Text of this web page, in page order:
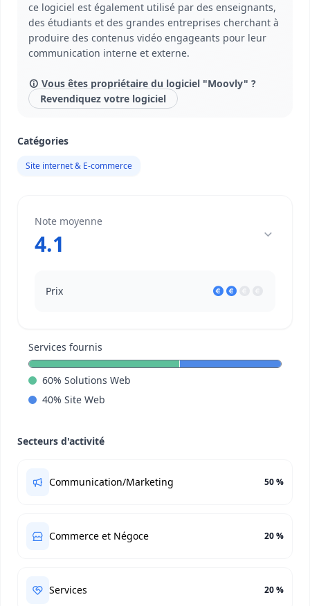
ce logiciel est également utilisé par des enseignants,
des étudiants et des grandes entreprises cherchant à
produire des contenus vidéo engageants pour leur
communication interne et externe.
Vous êtes propriétaire du logiciel "Moovly" ?
Revendiquez votre logiciel
Catégories
Site internet & E-commerce
Note moyenne
4.1
Prix
Services fournis
60% Solutions Web
40% Site Web
Secteurs d'activité
Communication/Marketing 50 %
Commerce et Négoce 20 %
Services 20 %